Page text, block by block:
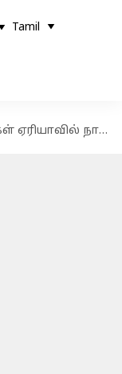
Tamil
(ஜனவரி 18) மின்தடை இருக்கிறதா என தெரிந்துகொள்ளுங்கள்